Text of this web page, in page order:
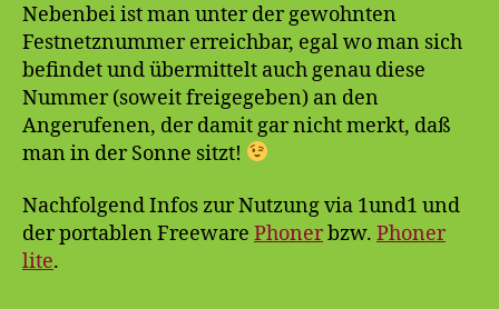
Nebenbei ist man unter der gewohnten
Festnetznummer erreichbar, egal wo man sich
befindet und übermittelt auch genau diese
Nummer (soweit freigegeben) an den
Angerufenen, der damit gar nicht merkt, daß
man in der Sonne sitzt!
Nachfolgend Infos zur Nutzung via 1und1 und
der portablen Freeware Phonerbzw. Phoner
lite.